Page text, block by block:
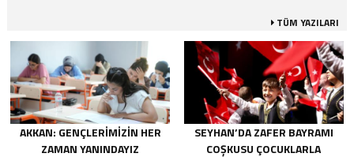
TÜM YAZILARI
AKKAN: GENÇLERIMIZIN HER
ZAMAN YANINDAYIZ
SEYHAN’DA ZAFER BAYRAMI
COŞKUSU ÇOCUKLARLA